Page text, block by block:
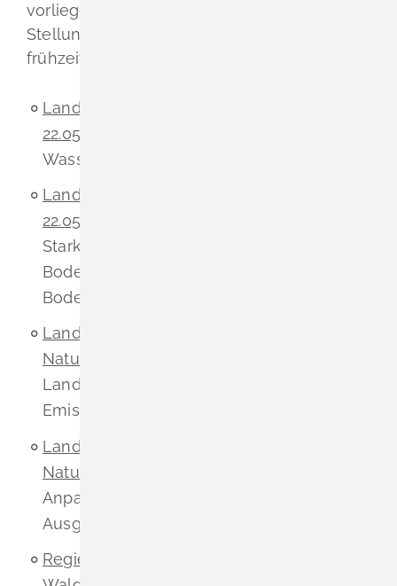
vorliegenden umweltbezogenen
Stellungnahmen (26-02-26 Abwägung
frühzeitige BPL (26-02-12).pdf):
Landratsamt Lörrach – Umwelt vom
22.05.2025
Wasserschutzgebiet
Landratsamt Lörrach – Umwelt vom
22.05.2025
Starkregengefahrenkarten,
Bodenfunktion, Bodenschutzkonzept und
Boden und Grundwasser
Landratsamt Lörrach – Landwirtschaft und
Naturschutz vom 22.05.2025
Landwirtschaft, Landwirtschaftlichen
Emissionen und Bodenwertigkeit
Landratsamt Lörrach – Landwirtschaft und
Naturschutz vom 22.05.2025
Anpassungen im Umweltbericht bzgl.
Ausgleichsflächen und Artenschutz
Regierungspräsidium Freiburg –